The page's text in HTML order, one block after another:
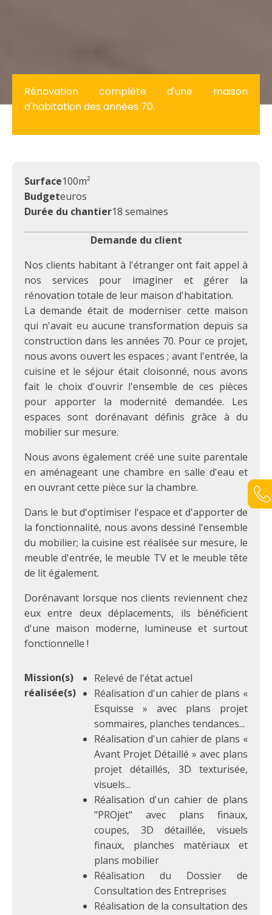
Rénovation complète d'une maison
d'habitation des années 70.
Demande du client
Nos clients habitant à l'étranger ont fait appel à
nos services pour imaginer et gérer la
rénovation totale de leur maison d'habitation.
La demande était de moderniser cette maison
qui n'avait eu aucune transformation depuis sa
construction dans les années 70. Pour ce projet,
nous avons ouvert les espaces ; avant l'entrée, la
cuisine et le séjour était cloisonné, nous avons
fait le choix d'ouvrir l'ensemble de ces pièces
pour apporter la modernité demandée. Les
espaces sont dorénavant définis grâce à du
mobilier sur mesure.
Nous avons également créé une suite parentale
en aménageant une chambre en salle d'eau et
en ouvrant cette pièce sur la chambre.
Dans le but d'optimiser l'espace et d'apporter de
la fonctionnalité, nous avons dessiné l'ensemble
du mobilier; la cuisine est réalisée sur mesure, le
meuble d'entrée, le meuble TV et le meuble tête
de lit également.
Dorénavant lorsque nos clients reviennent chez
eux entre deux déplacements, ils bénéficient
d'une maison moderne, lumineuse et surtout
fonctionnelle !
Mission(s)
réalisée(s)
Relevé de l'état actuel
Réalisation d'un cahier de plans «
Esquisse » avec plans projet
sommaires, planches tendances...
Réalisation d'un cahier de plans «
Avant Projet Détaillé » avec plans
projet détaillés, 3D texturisée,
visuels...
Réalisation d'un cahier de plans
"PROjet" avec plans finaux,
coupes, 3D détaillée, visuels
finaux, planches matériaux et
plans mobilier
Réalisation du Dossier de
Consultation des Entreprises
Réalisation de la consultation des
Surface100m²
Budgeteuros
Durée du chantier18 semaines